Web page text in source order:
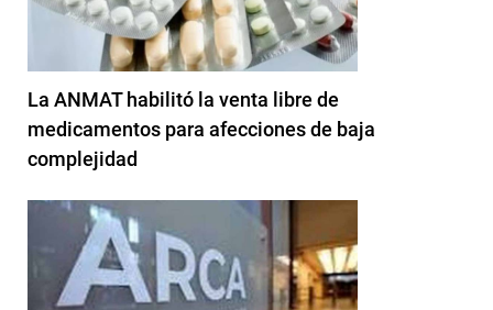
La ANMAT habilitó la venta libre de
medicamentos para afecciones de baja
complejidad